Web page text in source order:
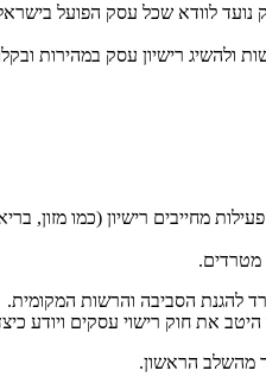
לוודא שכל עסק הפועל
מחייבים רישיון (כמו
מטרדים.
להגנת הסביבה והרשות המקומית.
היטב את חוק רישוי עסקים ויודע
מהשלב הראשון.